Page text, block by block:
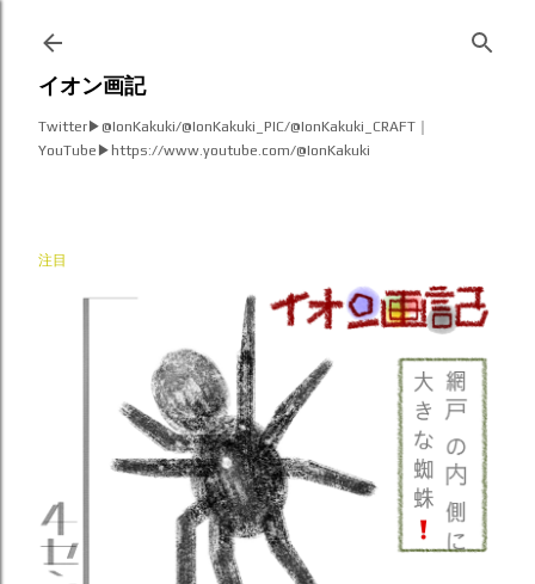
スキップしてメイン コンテンツに移動
イオン画記
Twitter▶︎@IonKakuki/@IonKakuki_PIC/@IonKakuki_CRAFT｜
YouTube▶︎https://www.youtube.com/@IonKakuki
注目